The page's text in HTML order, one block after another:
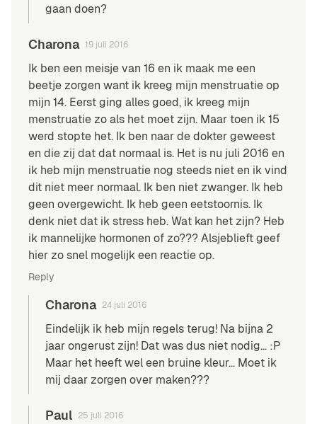
gaan doen?
Charona 19 juli 2016
Ik ben een meisje van 16 en ik maak me een
beetje zorgen want ik kreeg mijn menstruatie op
mijn 14. Eerst ging alles goed, ik kreeg mijn
menstruatie zo als het moet zijn. Maar toen ik 15
werd stopte het. Ik ben naar de dokter geweest
en die zij dat dat normaal is. Het is nu juli 2016 en
ik heb mijn menstruatie nog steeds niet en ik vind
dit niet meer normaal. Ik ben niet zwanger. Ik heb
geen overgewicht. Ik heb geen eetstoornis. Ik
denk niet dat ik stress heb. Wat kan het zijn? Heb
ik mannelijke hormonen of zo??? Alsjeblieft geef
hier zo snel mogelijk een reactie op.
Reply
Charona 24 juli 2016
Eindelijk ik heb mijn regels terug! Na bijna 2
jaar ongerust zijn! Dat was dus niet nodig… :P
Maar het heeft wel een bruine kleur… Moet ik
mij daar zorgen over maken???
Paul 25 juli 2016